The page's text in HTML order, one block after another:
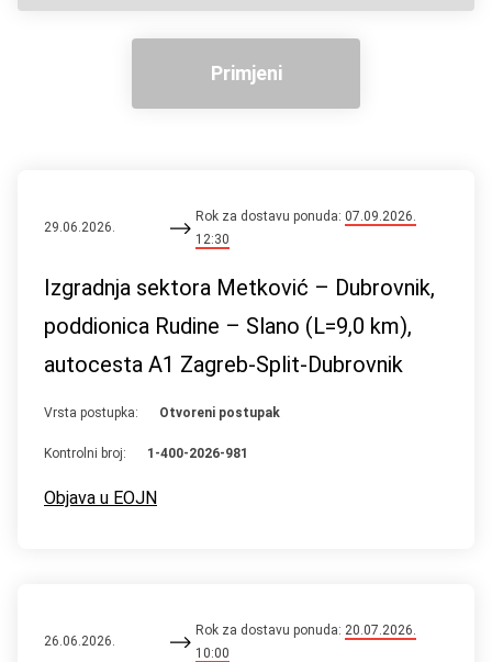
Primjeni
29.06.2026.
Rok za dostavu ponuda:07.09.2026.
12:30
Izgradnja sektora Metković – Dubrovnik,
poddionica Rudine – Slano (L=9,0 km),
autocesta A1 Zagreb-Split-Dubrovnik
Vrsta postupka: Otvoreni postupak
Kontrolni broj: 1-400-2026-981
Objava u EOJN
26.06.2026.
Rok za dostavu ponuda: 20.07.2026.
10:00